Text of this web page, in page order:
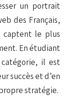
un portrait
des Français,
captent le plus
En étudiant
il est
succès et d’en
stratégie.